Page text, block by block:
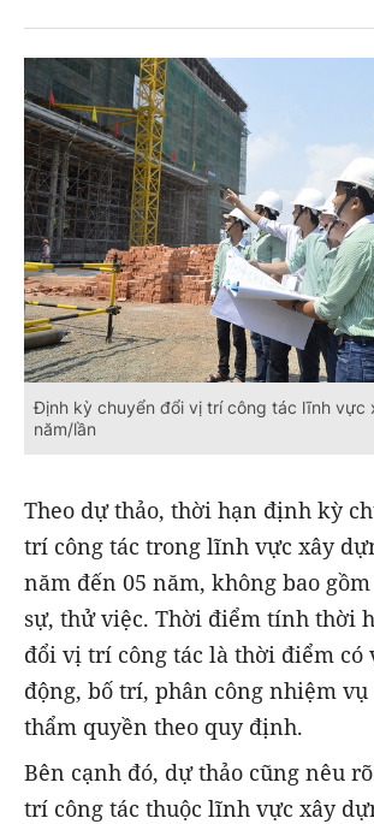
Định kỳ chuyển đổi vị trí công tác lĩnh vực
năm/lần
Theo dự thảo, thời hạn định kỳ
trí công tác trong lĩnh vực xây
năm đến 05 năm, không bao
sự, thử việc. Thời điểm tính thời
đổi vị trí công tác là thời điểm có
động, bố trí, phân công nhiệm vụ
thẩm quyền theo quy định.
Bên cạnh đó, dự thảo cũng nêu
trí công tác thuộc lĩnh vực xây